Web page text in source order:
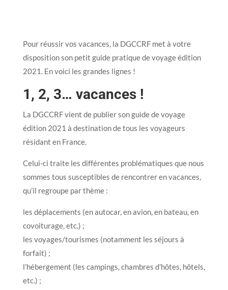
Pour réussir vos vacances, la DGCCRF met à votre
disposition son petit guide pratique de voyage édition
2021. En voici les grandes lignes !
1, 2, 3… vacances !
La DGCCRF vient de publier son guide de voyage
édition 2021 à destination de tous les voyageurs
résidant en France.
Celui-ci traite les différentes problématiques que nous
sommes tous susceptibles de rencontrer en vacances,
qu’il regroupe par thème :
les déplacements (en autocar, en avion, en bateau, en
covoiturage, etc.) ;
les voyages/tourismes (notamment les séjours à
forfait) ;
l’hébergement (les campings, chambres d’hôtes, hôtels,
etc.) ;